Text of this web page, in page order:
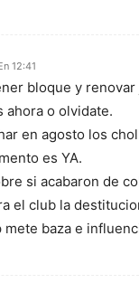
12:41
bloque y
ahora o olvidate.
en agosto los
es YA.
si acabaron de
el club la
baza e